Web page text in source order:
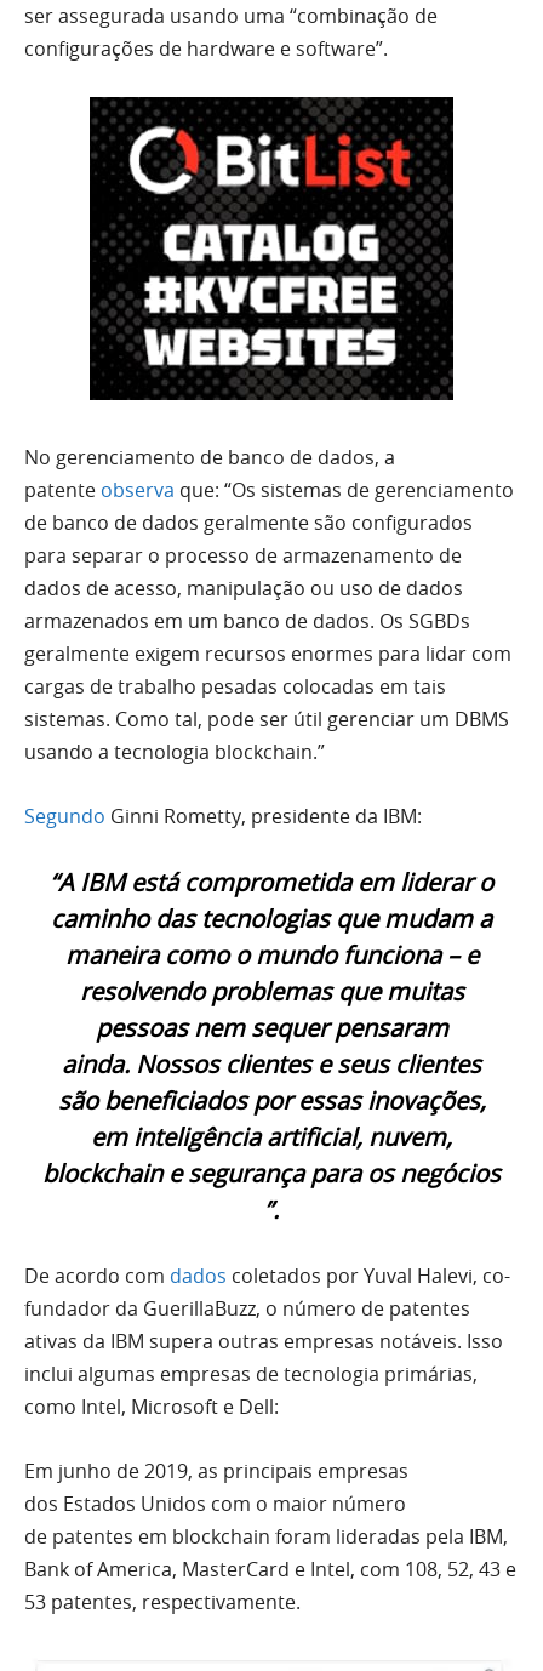
ser assegurada usando uma “combinação de
configurações de hardware e software”.
No gerenciamento de banco de dados, a
patente observa que: “Os sistemas de gerenciamento
de banco de dados geralmente são configurados
para separar o processo de armazenamento de
dados de acesso, manipulação ou uso de dados
armazenados em um banco de dados. Os SGBDs
geralmente exigem recursos enormes para lidar com
cargas de trabalho pesadas colocadas em tais
sistemas. Como tal, pode ser útil gerenciar um DBMS
usando a tecnologia blockchain.”
Segundo Ginni Rometty, presidente da IBM:
“A IBM está comprometida em liderar o
caminho das tecnologias que mudam a
maneira como o mundo funciona – e
resolvendo problemas que muitas
pessoas nem sequer pensaram
ainda. Nossos clientes e seus clientes
são beneficiados por essas inovações,
em inteligência artificial, nuvem,
blockchain e segurança para os negócios
”.
De acordo com dados coletados por Yuval Halevi, co-
fundador da GuerillaBuzz, o número de patentes
ativas da IBM supera outras empresas notáveis. Isso
inclui algumas empresas de tecnologia primárias,
como Intel, Microsoft e Dell:
Em junho de 2019, as principais empresas
dos Estados Unidos com o maior número
de patentes em blockchain foram lideradas pela IBM,
Bank of America, MasterCard e Intel, com 108, 52, 43 e
53 patentes, respectivamente.